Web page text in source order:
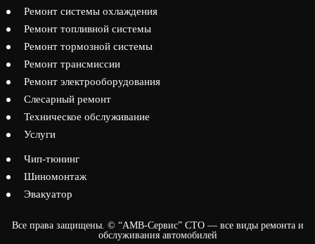
Ремонт системы охлаждения
Ремонт топливной системы
Ремонт тормозной системы
Ремонт трансмиссии
Ремонт электрооборудования
Слесарный ремонт
Техническое обслуживание
Услуги
Чип-тюнинг
Шиномонтаж
Эвакуатор
Все права защищены. © “АМВ-Сервис” СТО — все виды ремонта и
обслуживания автомобилей